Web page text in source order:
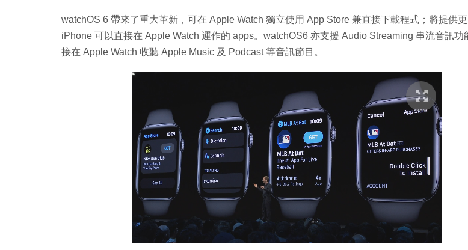
watchOS 6 帶來了重大革新，可在 Apple Watch 獨立使用 App Store 兼直接下載程式；將提供
iPhone 可以直接在 Apple Watch 運作的 apps。watchOS6 亦支援 Audio Streaming 串流音訊功
接在 Apple Watch 收聽 Apple Music 及 Podcast 等音訊節目。